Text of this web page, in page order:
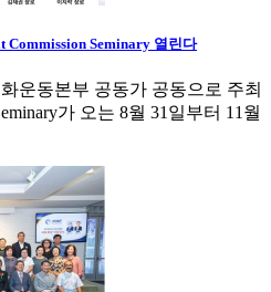
Commission Seminary 열린다
운동본부 공동가 공동으로 주최
가 오는 8월 31일부터 11월